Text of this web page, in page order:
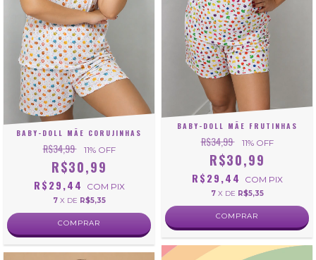
BABY-DOLL MÃE CORUJINHAS
R$34,99 11% OFF
R$30,99
R$29,44 COM PIX
7 X DE R$5,35
COMPRAR
BABY-DOLL MÃE FRUTINHAS
R$34,99 11% OFF
R$30,99
R$29,44 COM PIX
7 X DE R$5,35
COMPRAR